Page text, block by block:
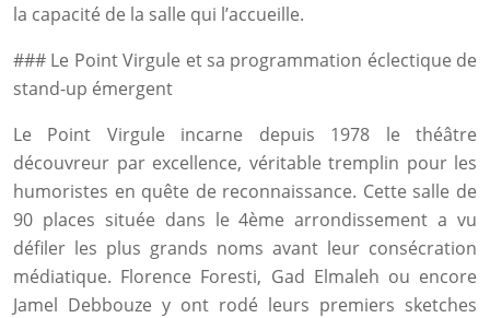
la capacité de la salle qui l’accueille.
### Le Point Virgule et sa programmation éclectique de
stand-up émergent
Le Point Virgule incarne depuis 1978 le théâtre
découvreur par excellence, véritable tremplin pour les
humoristes en quête de reconnaissance. Cette salle de
90 places située dans le 4ème arrondissement a vu
défiler les plus grands noms avant leur consécration
médiatique. Florence Foresti, Gad Elmaleh ou encore
Jamel Debbouze y ont rodé leurs premiers sketches